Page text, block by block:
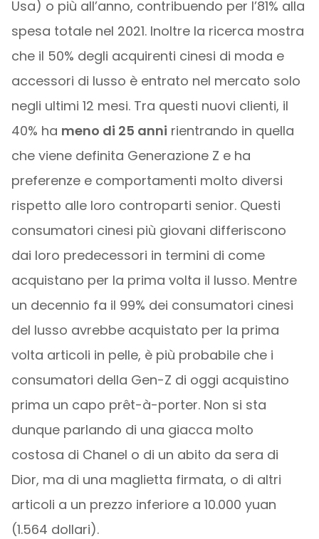
Usa) o più all’anno, contribuendo per l’81% alla
spesa totale nel 2021. Inoltre la ricerca mostra
che il 50% degli acquirenti cinesi di moda e
accessori di lusso è entrato nel mercato solo
negli ultimi 12 mesi. Tra questi nuovi clienti, il
40% ha meno di 25 anni rientrando in quella
che viene definita Generazione Z e ha
preferenze e comportamenti molto diversi
rispetto alle loro controparti senior. Questi
consumatori cinesi più giovani differiscono
dai loro predecessori in termini di come
acquistano per la prima volta il lusso. Mentre
un decennio fa il 99% dei consumatori cinesi
del lusso avrebbe acquistato per la prima
volta articoli in pelle, è più probabile che i
consumatori della Gen-Z di oggi acquistino
prima un capo prêt-à-porter. Non si sta
dunque parlando di una giacca molto
costosa di Chanel o di un abito da sera di
Dior, ma di una maglietta firmata, o di altri
articoli a un prezzo inferiore a 10.000 yuan
(1.564 dollari).